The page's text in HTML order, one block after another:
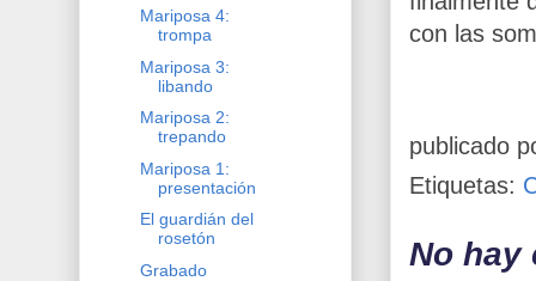
con las
publicado
Etiquetas:
No hay
Mariposa 4:
trompa
Mariposa 3:
libando
Mariposa 2:
trepando
Mariposa 1:
presentación
El guardián del
rosetón
Grabado